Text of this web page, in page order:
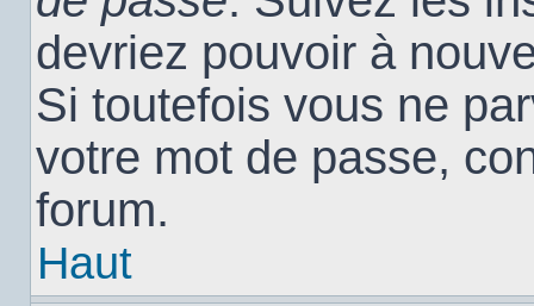
devriez pouvoir à
Si toutefois vous ne
votre mot de passe,
forum.
Haut